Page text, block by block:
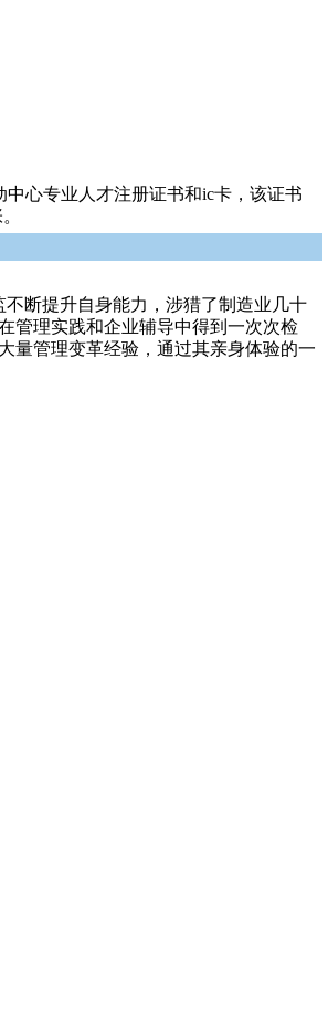
心专业人才注册证书和ic卡，该证书
断提升自身能力，涉猎了制造业几十
管理实践和企业辅导中得到一次次检
量管理变革经验，通过其亲身体验的一